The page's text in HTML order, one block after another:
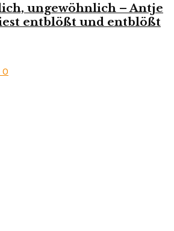
ungewöhnlich – Antje
entblößt und entblößt
0